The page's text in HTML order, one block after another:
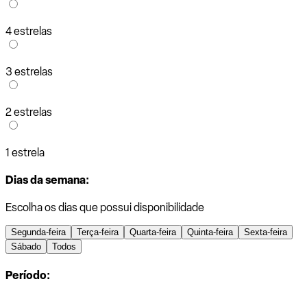
4 estrelas
3 estrelas
2 estrelas
1 estrela
Dias da semana:
Escolha os dias que possui disponibilidade
Segunda-feira Terça-feira Quarta-feira Quinta-feira
Sexta-feira
Sábado
Todos
Período: